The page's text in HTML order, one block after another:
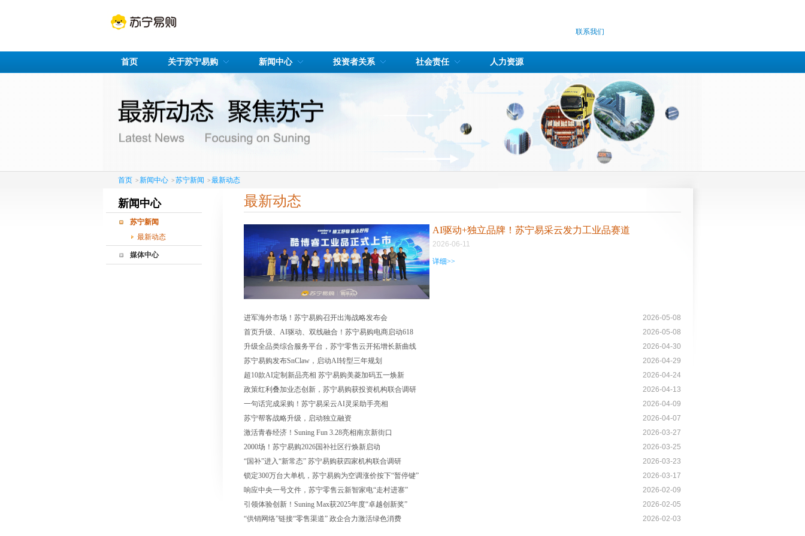
联系我们
首页 关于苏宁易购 新闻中心 投资者关系 社会责任 人力资源
首页 >新闻中心 >苏宁新闻 >最新动态
新闻中心
苏宁新闻
最新动态
媒体中心
最新动态
AI驱动+独立品牌！苏宁易采云发力工业品赛道
2026-06-11
详细>>
进军海外市场！苏宁易购召开出海战略发布会
2026-05-08
首页升级、AI驱动、双线融合！苏宁易购电商启动618
2026-05-08
升级全品类综合服务平台，苏宁零售云开拓增长新曲线
2026-04-30
苏宁易购发布SnClaw，启动AI转型三年规划
2026-04-29
超10款AI定制新品亮相 苏宁易购美菱加码五一焕新
2026-04-24
政策红利叠加业态创新，苏宁易购获投资机构联合调研
2026-04-13
一句话完成采购！苏宁易采云AI灵采助手亮相
2026-04-09
苏宁帮客战略升级，启动独立融资
2026-04-07
激活青春经济！Suning Fun 3.28亮相南京新街口
2026-03-27
2000场！苏宁易购2026国补社区行焕新启动
2026-03-25
“国补”进入“新常态” 苏宁易购获四家机构联合调研
2026-03-23
锁定300万台大单机，苏宁易购为空调涨价按下“暂停键”
2026-03-17
响应中央一号文件，苏宁零售云新智家电“走村进寨”
2026-02-09
引领体验创新！Suning Max获2025年度“卓越创新奖”
2026-02-05
“供销网络”链接“零售渠道” 政企合力激活绿色消费
2026-02-03